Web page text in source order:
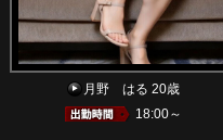
月野 はる 20歳
18:00～